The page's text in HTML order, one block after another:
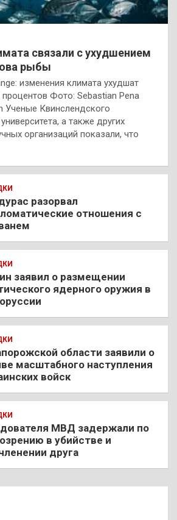
связали с ухудшением
рыбы
изменения климата ухудшат
Фото: Sebastian Pena
Ученые Квинслендского
а также других
организаций показали, что
разорвал
отношения с
заявил о размещении
ядерного оружия в
области заявили о
масштабного наступления
войск
МВД задержали по
в убийстве и
друга